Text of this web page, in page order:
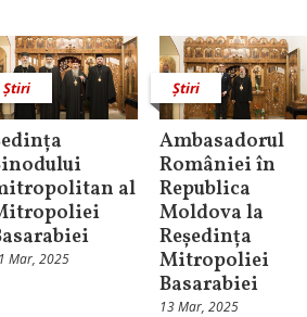
Știri
al
Mar, 2025
Știri
Ambasadorul
României în
Republica
Moldova la
Reședința
Mitropoliei
Basarabiei
13 Mar, 2025